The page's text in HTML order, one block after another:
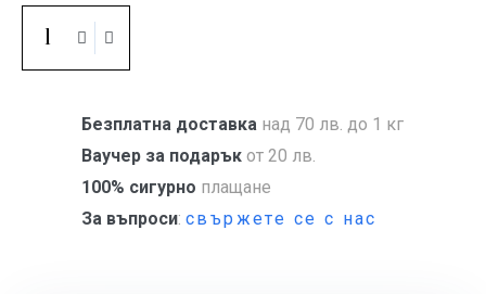
Безплатна доставка над 70 лв. до 1 кг
Ваучер за подарък от 20 лв.
100% сигурно плащане
За въпроси: свържете се с нас